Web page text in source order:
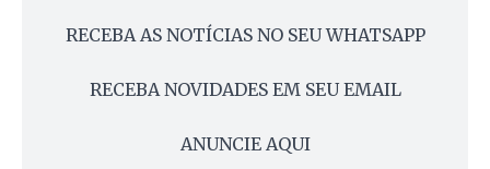
RECEBA AS NOTÍCIAS NO SEU WHATSAPP
RECEBA NOVIDADES EM SEU EMAIL
ANUNCIE AQUI